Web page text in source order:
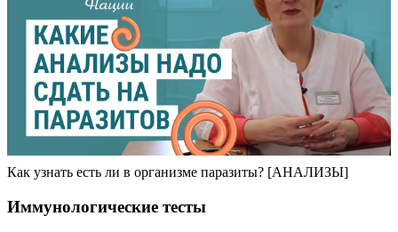
Как узнать есть ли в организме паразиты? [АНАЛИЗЫ]
Иммунологические тесты